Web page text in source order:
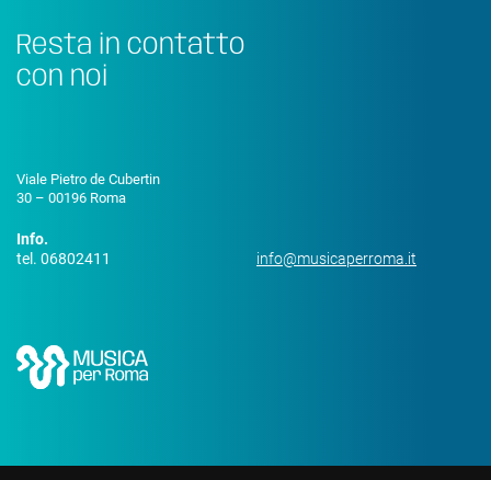
Resta in contatto
con noi
Viale Pietro de Cubertin
30 – 00196 Roma
Info.
tel. 06802411
info@musicaperroma.it